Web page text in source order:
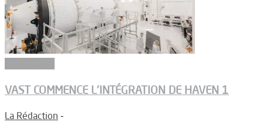
VAST COMMENCE L’INTÉGRATION DE HAVEN 1
La Rédaction -